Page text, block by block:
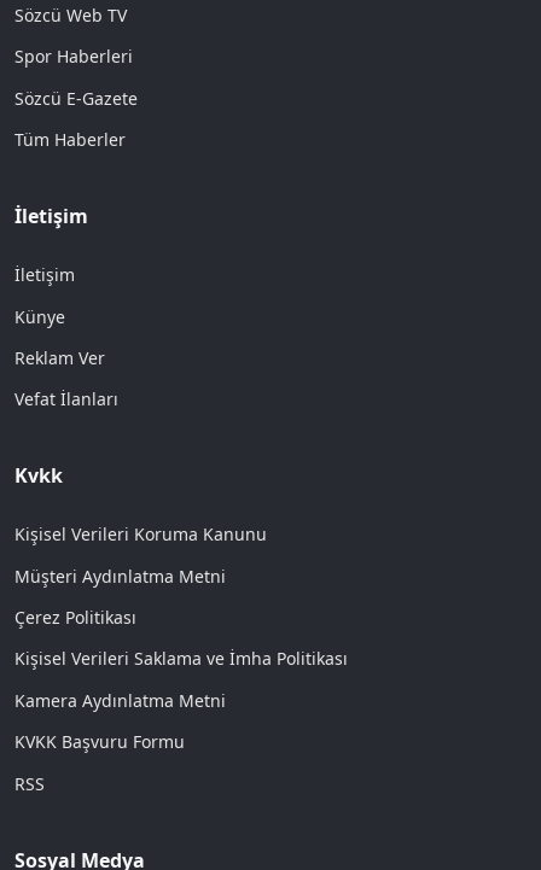
Sözcü Web TV
Spor Haberleri
Sözcü E-Gazete
Tüm Haberler
İletişim
İletişim
Künye
Reklam Ver
Vefat İlanları
Kvkk
Kişisel Verileri Koruma Kanunu
Müşteri Aydınlatma Metni
Çerez Politikası
Kişisel Verileri Saklama ve İmha Politikası
Kamera Aydınlatma Metni
KVKK Başvuru Formu
RSS
Sosyal Medya